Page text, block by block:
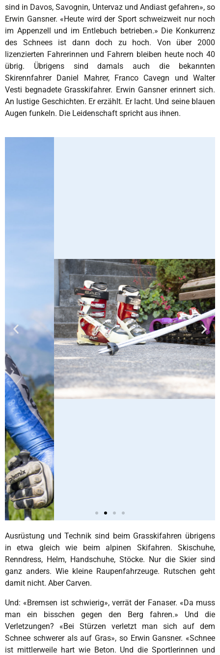
sind in Davos, Savognin, Untervaz und Andiast gefahren», so
Erwin Gansner. «Heute wird der Sport schweizweit nur noch
im Appenzell und im Entlebuch betrieben.» Die Konkurrenz
des Schnees ist dann doch zu hoch. Von über 2000
lizenzierten Fahrerinnen und Fahrern bleiben heute noch 40
übrig. Übrigens sind damals auch die bekannten
Skirennfahrer Daniel Mahrer, Franco Cavegn und Walter
Vesti begnadete Grasskifahrer. Erwin Gansner erinnert sich.
An lustige Geschichten. Er erzählt. Er lacht. Und seine blauen
Augen funkeln. Die Leidenschaft spricht aus ihnen.
Ausrüstung und Technik sind beim Grasskifahren übrigens
in etwa gleich wie beim alpinen Skifahren. Skischuhe,
Renndress, Helm, Handschuhe, Stöcke. Nur die Skier sind
ganz anders. Wie kleine Raupenfahrzeuge. Rutschen geht
damit nicht. Aber Carven.
Und: «Bremsen ist schwierig», verrät der Fanaser. «Da muss
man ein bisschen gegen den Berg fahren.» Und die
Verletzungen? «Bei Stürzen verletzt man sich auf dem
Schnee schwerer als auf Gras», so Erwin Gansner. «Schnee
ist mittlerweile hart wie Beton. Und die Sportlerinnen und